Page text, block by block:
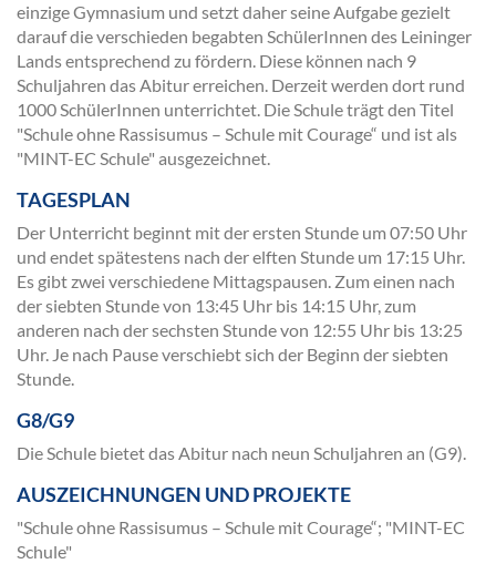
einzige Gymnasium und setzt daher seine Aufgabe gezielt
darauf die verschieden begabten SchülerInnen des Leininger
Lands entsprechend zu fördern. Diese können nach 9
Schuljahren das Abitur erreichen. Derzeit werden dort rund
1000 SchülerInnen unterrichtet. Die Schule trägt den Titel
"Schule ohne Rassisumus – Schule mit Courage“ und ist als
"MINT-EC Schule" ausgezeichnet.
TAGESPLAN
Der Unterricht beginnt mit der ersten Stunde um 07:50 Uhr
und endet spätestens nach der elften Stunde um 17:15 Uhr.
Es gibt zwei verschiedene Mittagspausen. Zum einen nach
der siebten Stunde von 13:45 Uhr bis 14:15 Uhr, zum
anderen nach der sechsten Stunde von 12:55 Uhr bis 13:25
Uhr. Je nach Pause verschiebt sich der Beginn der siebten
Stunde.
G8/G9
Die Schule bietet das Abitur nach neun Schuljahren an (G9).
AUSZEICHNUNGEN UND PROJEKTE
"Schule ohne Rassisumus – Schule mit Courage“; "MINT-EC
Schule"